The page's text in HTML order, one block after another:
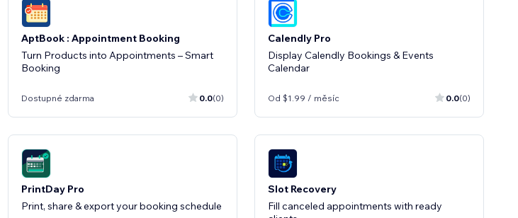
AptBook : Appointment Booking
Turn Products into Appointments – Smart
Booking
Dostupné zdarma 0.0(0)
Calendly Pro
Display Calendly Bookings & Events
Calendar
Od $1.99 / měsíc 0.0(0)
PrintDay Pro
Print, share & export your booking schedule
Slot Recovery
Fill canceled appointments with ready